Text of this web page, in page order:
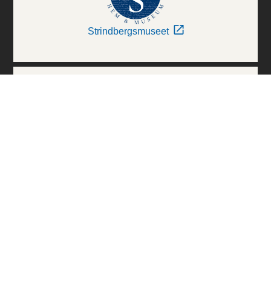
Strindbergsmuseet